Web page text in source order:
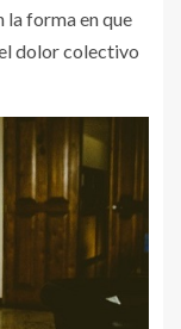
la forma en que
dolor colectivo